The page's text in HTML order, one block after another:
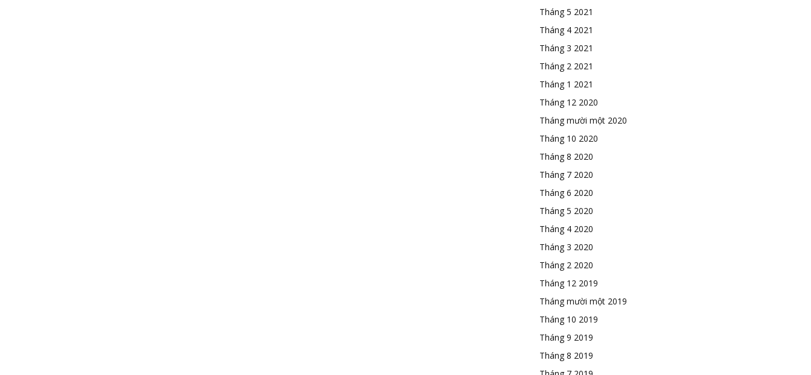
Tháng 5 2021
Tháng 4 2021
Tháng 3 2021
Tháng 2 2021
Tháng 1 2021
Tháng 12 2020
Tháng mười một 2020
Tháng 10 2020
Tháng 8 2020
Tháng 7 2020
Tháng 6 2020
Tháng 5 2020
Tháng 4 2020
Tháng 3 2020
Tháng 2 2020
Tháng 12 2019
Tháng mười một 2019
Tháng 10 2019
Tháng 9 2019
Tháng 8 2019